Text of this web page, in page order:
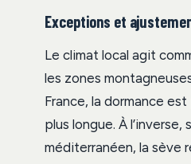
Exceptions et
Le climat local agit
les zones
France, la dormance
plus longue. À l’inverse,
méditerranéen, la sève